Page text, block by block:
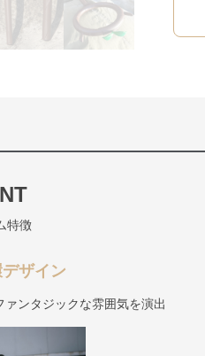
特徴
ザイン
ァンタジックな雰囲気を演出